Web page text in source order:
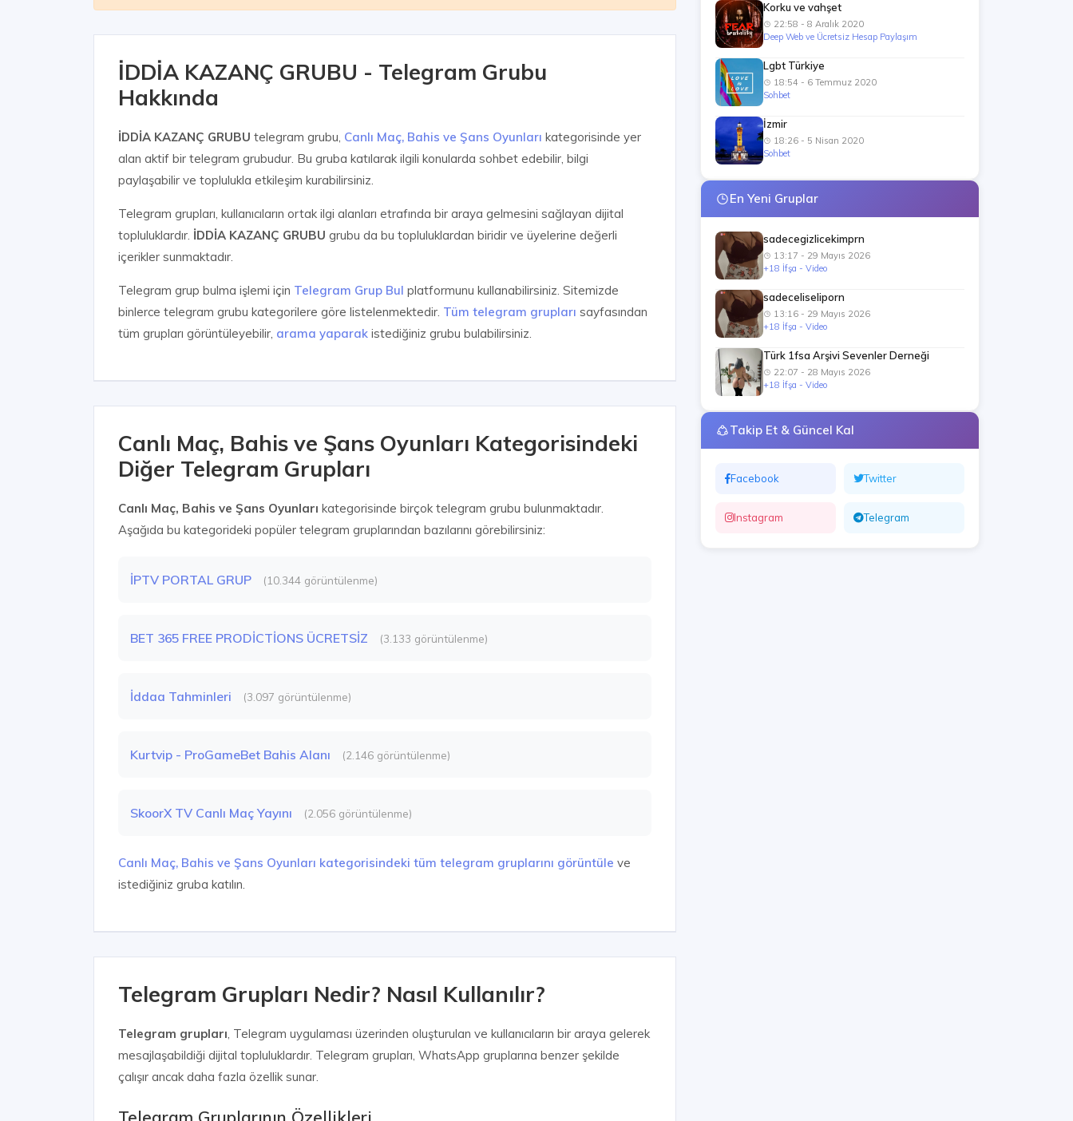
İDDİA KAZANÇ GRUBU - Telegram Grubu
Hakkında
İDDİA KAZANÇ GRUBU telegram grubu, Canlı Maç, Bahis ve Şans Oyunları kategorisinde yer
alan aktif bir telegram grubudur. Bu gruba katılarak ilgili konularda sohbet edebilir, bilgi
paylaşabilir ve toplulukla etkileşim kurabilirsiniz.
Telegram grupları, kullanıcıların ortak ilgi alanları etrafında bir araya gelmesini sağlayan dijital
topluluklardır. İDDİA KAZANÇ GRUBU grubu da bu topluluklardan biridir ve üyelerine değerli
içerikler sunmaktadır.
Telegram grup bulma işlemi için Telegram Grup Bul platformunu kullanabilirsiniz. Sitemizde
binlerce telegram grubu kategorilere göre listelenmektedir. Tüm telegram grupları sayfasından
tüm grupları görüntüleyebilir, arama yaparak istediğiniz grubu bulabilirsiniz.
Canlı Maç, Bahis ve Şans Oyunları Kategorisindeki
Diğer Telegram Grupları
Canlı Maç, Bahis ve Şans Oyunları kategorisinde birçok telegram grubu bulunmaktadır.
Aşağıda bu kategorideki popüler telegram gruplarından bazılarını görebilirsiniz:
İPTV PORTAL GRUP (10.344 görüntülenme)
BET 365 FREE PRODİCTİONS ÜCRETSİZ (3.133 görüntülenme)
İddaa Tahminleri (3.097 görüntülenme)
Kurtvip - ProGameBet Bahis Alanı (2.146 görüntülenme)
SkoorX TV Canlı Maç Yayını (2.056 görüntülenme)
Canlı Maç, Bahis ve Şans Oyunları kategorisindeki tüm telegram gruplarını görüntüle ve
istediğiniz gruba katılın.
Telegram Grupları Nedir? Nasıl Kullanılır?
Telegram grupları, Telegram uygulaması üzerinden oluşturulan ve kullanıcıların bir araya gelerek
mesajlaşabildiği dijital topluluklardır. Telegram grupları, WhatsApp gruplarına benzer şekilde
çalışır ancak daha fazla özellik sunar.
Korku ve vahşet
22:58 - 8 Aralık 2020
Deep Web ve Ücretsiz Hesap Paylaşım
Lgbt Türkiye
18:54 - 6 Temmuz 2020
Sohbet
İzmir
18:26 - 5 Nisan 2020
Sohbet
En Yeni Gruplar
sadecegizlicekimprn
13:17 - 29 Mayıs 2026
+18 İfşa - Video
sadeceliseliporn
13:16 - 29 Mayıs 2026
+18 İfşa - Video
Türk 1fsa Arşivi Sevenler Derneği
22:07 - 28 Mayıs 2026
+18 İfşa - Video
Takip Et & Güncel Kal
Facebook Twitter
Instagram Telegram